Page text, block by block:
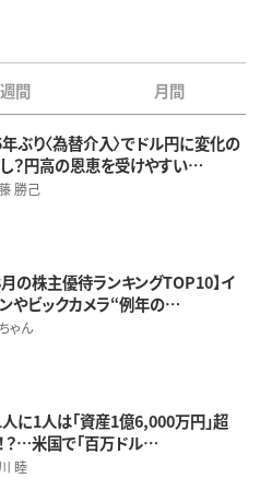
週間 月間
ぶり〈為替介入〉でドル円に変化の
？円高の恩恵を受けやすい…
勝己
月の株主優待ランキングTOP10】イ
やビックカメラ“例年の…
ゃん
に1人は「資産1億6,000万円」超
？…米国で「百万ドル…
睦